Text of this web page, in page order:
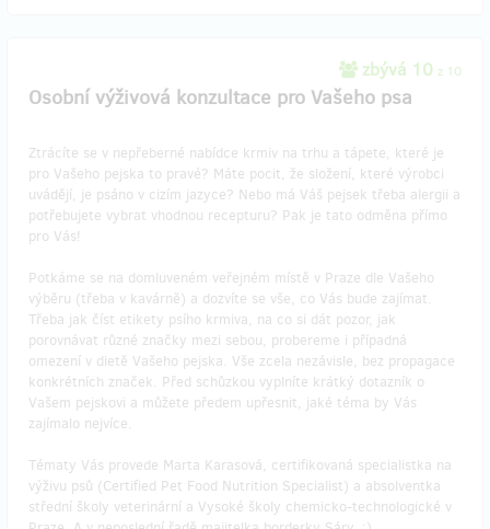
zbývá 10 z 10
Osobní výživová konzultace pro Vašeho psa
Ztrácíte se v nepřeberné nabídce krmiv na trhu a tápete, které je
pro Vašeho pejska to pravé? Máte pocit, že složení, které výrobci
uvádějí, je psáno v cizím jazyce? Nebo má Váš pejsek třeba alergii a
potřebujete vybrat vhodnou recepturu? Pak je tato odměna přímo
pro Vás!
Potkáme se na domluveném veřejném místě v Praze dle Vašeho
výběru (třeba v kavárně) a dozvíte se vše, co Vás bude zajímat.
Třeba jak číst etikety psího krmiva, na co si dát pozor, jak
porovnávat různé značky mezi sebou, probereme i případná
omezení v dietě Vašeho pejska. Vše zcela nezávisle, bez propagace
konkrétních značek. Před schůzkou vyplníte krátký dotazník o
Vašem pejskovi a můžete předem upřesnit, jaké téma by Vás
zajímalo nejvíce.
Tématy Vás provede Marta Karasová, certifikovaná specialistka na
výživu psů (Certified Pet Food Nutrition Specialist) a absolventka
střední školy veterinární a Vysoké školy chemicko-technologické v